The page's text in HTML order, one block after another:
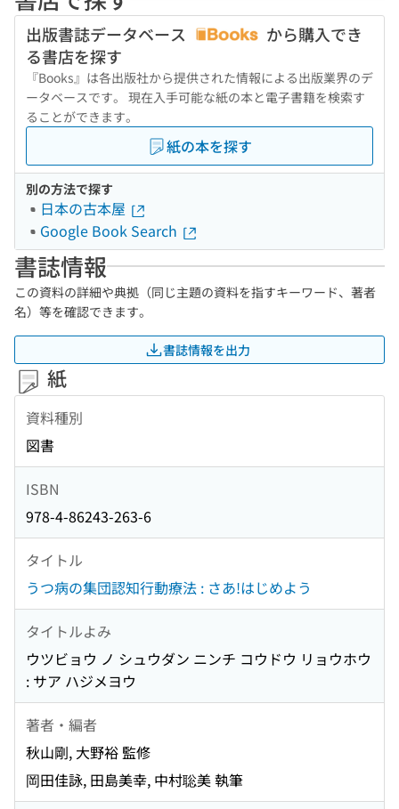
出版書誌データベース
から購入でき
る書店を探す
『Books』は各出版社から提供された情報による出版業界のデ
ータベースです。 現在入手可能な紙の本と電子書籍を検索す
ることができます。
紙の本を探す
別の方法で探す
日本の古本屋
Google Book Search
書誌情報
この資料の詳細や典拠（同じ主題の資料を指すキーワード、著者
名）等を確認できます。
書誌情報を出力
紙
資料種別
図書
ISBN
978-4-86243-263-6
タイトル
うつ病の集団認知行動療法 : さあ!はじめよう
タイトルよみ
ウツビョウ ノ シュウダン ニンチ コウドウ リョウホウ
: サア ハジメヨウ
著者・編者
秋山剛, 大野裕 監修
岡田佳詠, 田島美幸, 中村聡美 執筆